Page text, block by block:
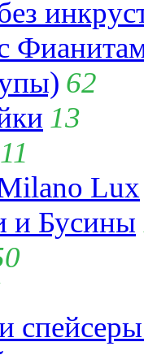
62
13
11
Lux
и Бусины